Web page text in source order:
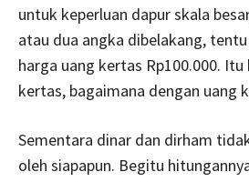
untuk keperluan dapur skala
atau dua angka dibelakang,
harga uang kertas Rp100.000. Itu
kertas, bagaimana dengan uang
Sementara dinar dan dirham
oleh siapapun. Begitu